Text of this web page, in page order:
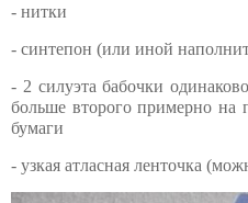
- нитки
- синтепон (или иной
- 2 силуэта бабочки
больше второго примерно на
бумаги
- узкая атласная ленточка